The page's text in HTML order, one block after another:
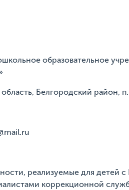
образовательное
Белгородский район,
реализуемые для
коррекционной